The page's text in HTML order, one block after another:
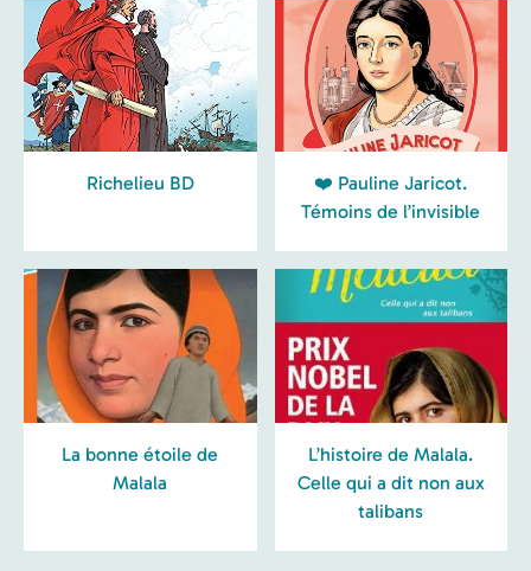
Richelieu BD
❤️ Pauline Jaricot.
Témoins de l’invisible
La bonne étoile de
Malala
L’histoire de Malala.
Celle qui a dit non aux
talibans